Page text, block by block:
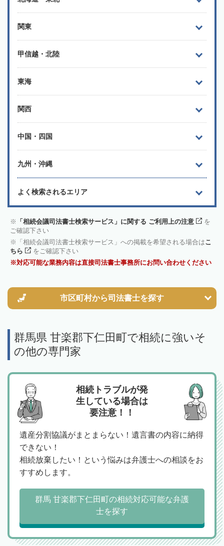
関東
甲信越・北陸
東海
関西
中国・四国
九州・沖縄
よく検索されるエリア
「相続会議司法書士検索サービス」に関する ご利用上の注意
を
ご確認下さい
「相続会議司法書士検索サービス」への掲載を希望される場合はこ
ちら
をご確認下さい
対応可能な業務内容は直接司法書士事務所にお問い合わせください
市区町村から司法書士を探す
群馬県 甘楽郡下仁田町で相続に強いそ
の他の専門家
相続トラブルが発
生している場合は
要注意！！
遺産分割協議がまとまらない！遺言書の内容に納得
できない！
相続放棄したい！という悩みは弁護士への相談をお
すすめします。
群馬 甘楽郡下仁田町の相続対応可能な弁護
士を探す